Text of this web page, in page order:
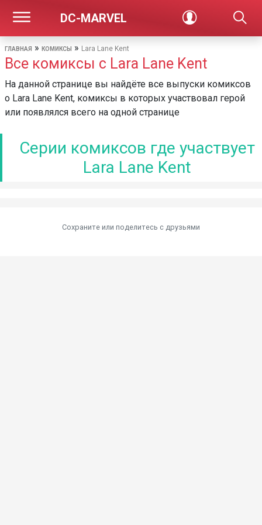
DC-MARVEL
ГЛАВНАЯ » КОМИКСЫ » Lara Lane Kent
Все комиксы с Lara Lane Kent
На данной странице вы найдёте все выпуски комиксов
о Lara Lane Kent, комиксы в которых участвовал герой
или появлялся всего на одной странице
Серии комиксов где участвует
Lara Lane Kent
Сохраните или поделитесь c друзьями